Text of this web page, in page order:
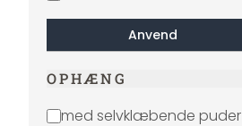
Anvend
OPHÆNG
med selvklæbende puder